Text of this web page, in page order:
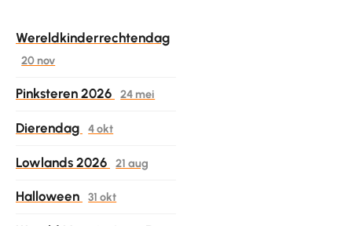
Wereldkinderrechtendag
20 nov
Pinksteren 2026 24 mei
Dierendag 4 okt
Lowlands 2026 21 aug
Halloween 31 okt